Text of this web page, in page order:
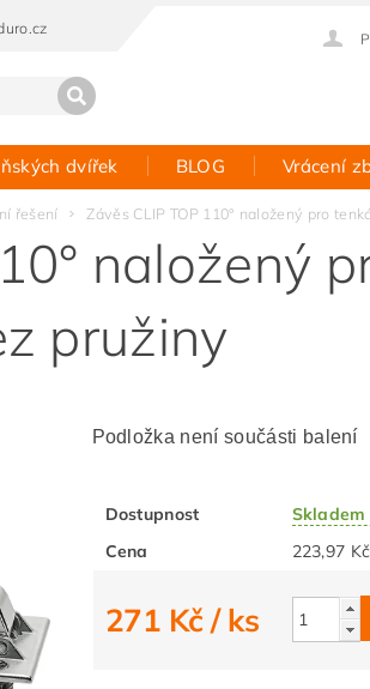
dvířek BLOG Vrácení
řešení Závěs CLIP TOP 110° naložený pro
naložený
pružiny
Podložka není součásti balení
Dostupnost
Cena
271 Kč/ ks